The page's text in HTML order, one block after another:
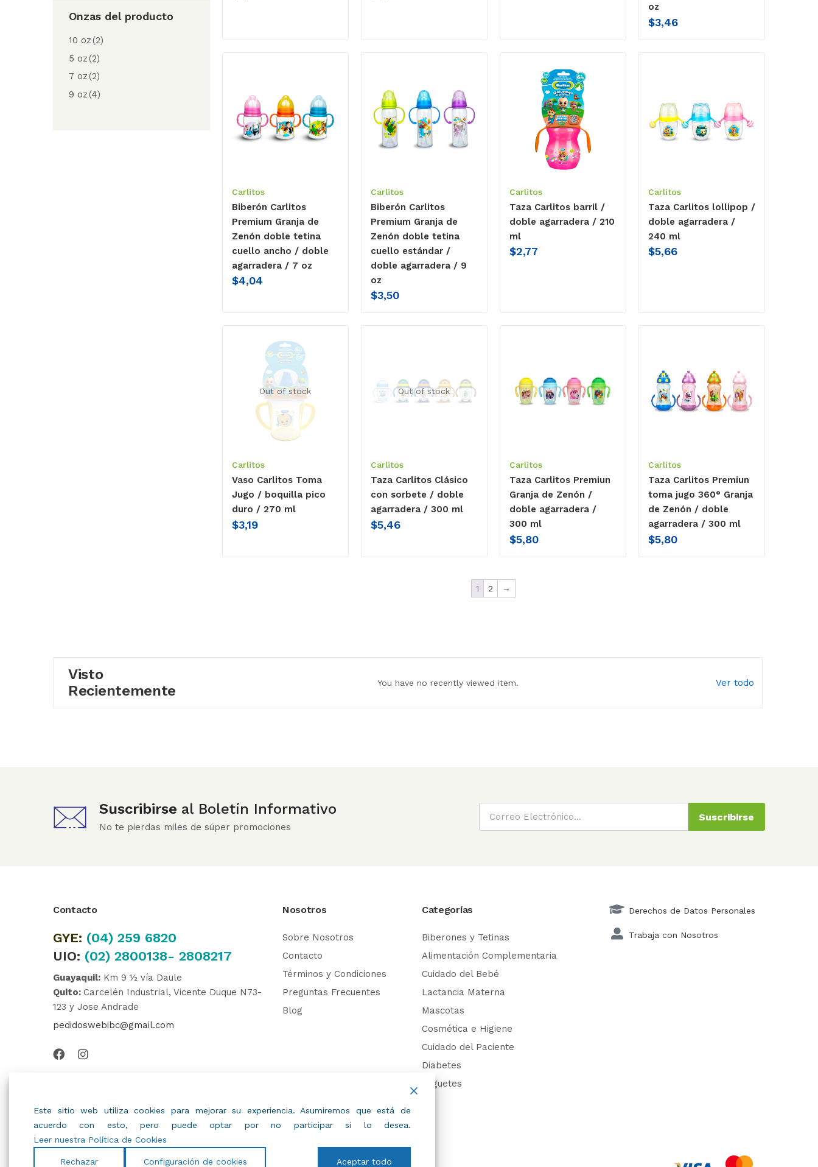
Onzas del producto
10 oz(2)
5 oz(2)
7 oz(2)
9 oz(4)
oz
$3,46
Carlitos
Biberón Carlitos
Premium Granja de
Zenón doble tetina
cuello ancho / doble
agarradera / 7 oz
$4,04
Carlitos
Biberón Carlitos
Premium Granja de
Zenón doble tetina
cuello estándar /
doble agarradera / 9
oz
$3,50
Carlitos
Taza Carlitos barril /
doble agarradera / 210
ml
$2,77
Carlitos
Taza Carlitos lollipop /
doble agarradera /
240 ml
$5,66
Out of stock
Carlitos
Vaso Carlitos Toma
Jugo / boquilla pico
duro / 270 ml
$3,19
Out of stock
Carlitos
Taza Carlitos Clásico
con sorbete / doble
agarradera / 300 ml
$5,46
Carlitos
Taza Carlitos Premiun
Granja de Zenón /
doble agarradera /
300 ml
$5,80
Carlitos
Taza Carlitos Premiun
toma jugo 360° Granja
de Zenón / doble
agarradera / 300 ml
$5,80
1 2 →
Visto
Recientemente
You have no recently viewed item. Ver todo
Suscribirse al Boletín Informativo
No te pierdas miles de súper promociones
Suscribirse
Contacto
GYE: (04) 259 6820
UIO: (02) 2800138- 2808217
Guayaquil: Km 9 ½ vía Daule
Quito: Carcelén Industrial, Vicente Duque N73-
123 y Jose Andrade
pedidoswebibc@gmail.com
Nosotros
Sobre Nosotros
Contacto
Términos y Condiciones
Preguntas Frecuentes
Blog
Categorías
Biberones y Tetinas
Alimentación Complementaria
Cuidado del Bebé
Lactancia Materna
Mascotas
Cosmética e Higiene
Cuidado del Paciente
Diabetes
Juguetes
Derechos de Datos Personales
Trabaja con Nosotros
Este sitio web utiliza cookies para mejorar su experiencia. Asumiremos que está de
acuerdo con esto, pero puede optar por no participar si lo desea.
Leer nuestra Política de Cookies
Rechazar Configuración de cookies Aceptar todo